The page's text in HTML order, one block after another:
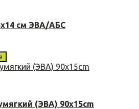
см ЭВА/АБС
(ЭВА) 90x15cm